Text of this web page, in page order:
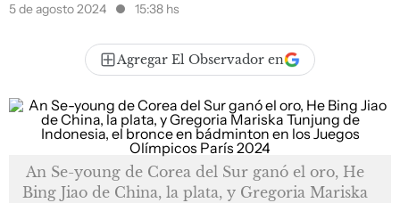
5 de agosto 2024 15:38 hs
Agregar El Observador en
An Se-young de Corea del Sur ganó el oro, He
Bing Jiao de China, la plata, y Gregoria Mariska